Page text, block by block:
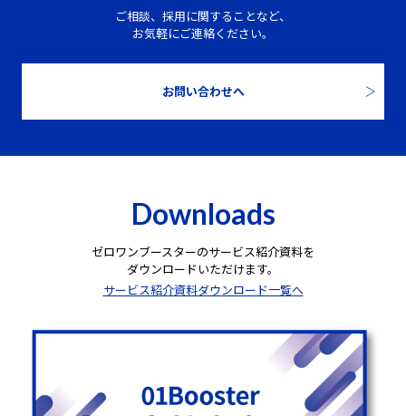
ご相談、採用に関することなど、
お気軽にご連絡ください。
お問い合わせへ
Downloads
ゼロワンブースターのサービス紹介資料を
ダウンロードいただけます。
サービス紹介資料ダウンロード一覧へ